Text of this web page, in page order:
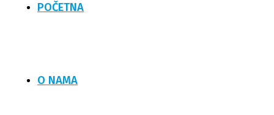
POČETNA
O NAMA